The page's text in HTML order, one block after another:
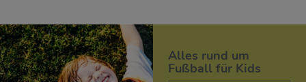
Alles rund um
Fußball für Kids